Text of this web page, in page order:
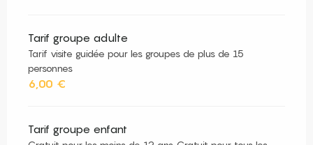
Tarif groupe adulte
Tarif visite guidée pour les groupes de plus de 15
personnes
6,00 €
Tarif groupe enfant